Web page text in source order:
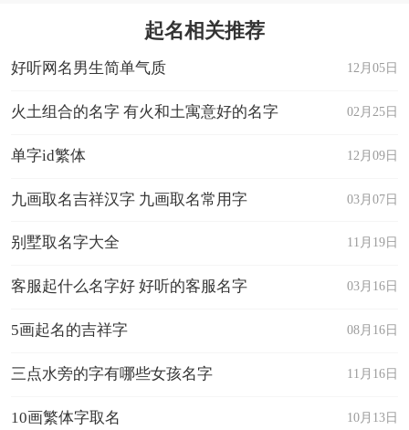
起名相关推荐
12月05日
好听网名男生简单气质
02月25日
火土组合的名字 有火和土寓意好的名字
12月09日
单字id繁体
03月07日
九画取名吉祥汉字 九画取名常用字
11月19日
别墅取名字大全
03月16日
客服起什么名字好 好听的客服名字
08月16日
5画起名的吉祥字
11月16日
三点水旁的字有哪些女孩名字
10月13日
10画繁体字取名